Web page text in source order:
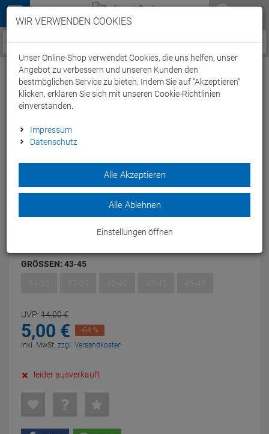
Menü
Service / Hilfe
Compressport Run Hi-Cut Socken - 43-45
white/green dots
Ultratechnische Socke neuester Generation.
GRÖSSEN: 43-45
UVP: 14,00€
5,00 €
-64 %
inkl. MwSt. zzgl. Versandkosten
leider ausverkauft
WIR VERWENDEN COOKIES
Unser Online-Shop verwendet Cookies, die uns helfen, unser
Angebot zu verbessern und unseren Kunden den
bestmöglichen Service zu bieten. Indem Sie auf "Akzeptieren"
klicken, erklären Sie sich mit unseren Cookie-Richtlinien
einverstanden.
Impressum
Datenschutz
Alle Akzeptieren
Alle Ablehnen
Einstellungen öffnen